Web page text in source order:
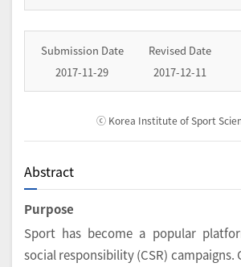
Submission Date
2017-11-29
Revised Date
2017-12-11
ⓒ Korea Institute of Sport
Abstract
Purpose
Sport has become a popular
social responsibility (CSR) campaigns.